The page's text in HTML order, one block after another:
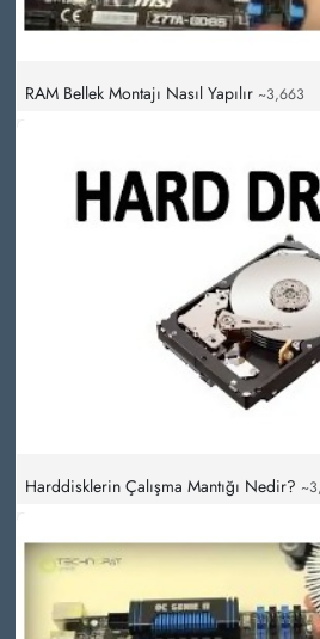
RAM Bellek Montajı Nasıl Yapılır ~3,663
Harddisklerin Çalışma Mantığı Nedir?